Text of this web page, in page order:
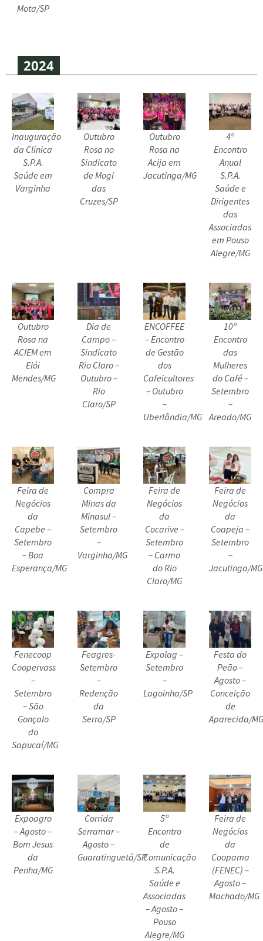
Mota/SP
2024
Inauguração
da Clínica
S.P.A.
Saúde em
Varginha
Outubro
Rosa no
Sindicato
de Mogi
das
Cruzes/SP
Outubro
Rosa na
Acija em
Jacutinga/MG
4º
Encontro
Anual
S.P.A.
Saúde e
Dirigentes
das
Associadas
em Pouso
Alegre/MG
Outubro
Rosa na
ACIEM em
Elói
Mendes/MG
Dia de
Campo –
Sindicato
Rio Claro –
Outubro –
Rio
Claro/SP
ENCOFFEE
– Encontro
de Gestão
dos
Cafeicultores
– Outubro
–
Uberlândia/MG
10º
Encontro
das
Mulheres
do Café –
Setembro
–
Areado/MG
Feira de
Negócios
da
Capebe –
Setembro
– Boa
Esperança/MG
Compra
Minas da
Minasul –
Setembro
–
Varginha/MG
Feira de
Negócios
da
Cocarive –
Setembro
– Carmo
do Rio
Claro/MG
Feira de
Negócios
da
Coapeja –
Setembro
–
Jacutinga/MG
Fenecoop
Coopervass
–
Setembro
– São
Gonçalo
do
Sapucaí/MG
Feagres-
Setembro
–
Redenção
da
Serra/SP
Expolag –
Setembro
–
Lagoinha/SP
Festa do
Peão –
Agosto –
Conceição
de
Aparecida/MG
Expoagro
– Agosto –
Bom Jesus
da
Penha/MG
Corrida
Serramar –
Agosto –
Guaratinguetá/SP
5º
Encontro
de
Comunicação
S.P.A.
Saúde e
Associadas
– Agosto –
Pouso
Alegre/MG
Feira de
Negócios
da
Coopama
(FENEC) –
Agosto –
Machado/MG